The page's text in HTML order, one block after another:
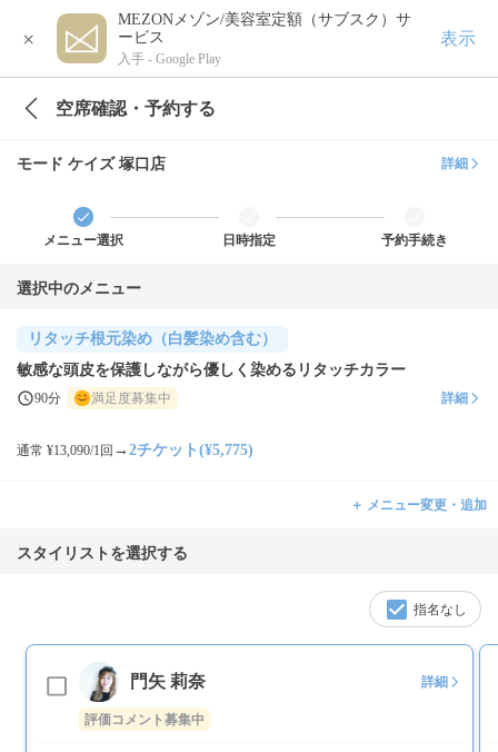
×
MEZONメゾン/美容室定額（サブスク）サ
ービス
入手 - Google Play
表示
空席確認・予約する
モード ケイズ 塚口店 詳細
メニュー選択 日時指定 予約手続き
選択中のメニュー
リタッチ根元染め（白髪染め含む）
敏感な頭皮を保護しながら優しく染めるリタッチカラー
90分 満足度募集中 詳細
通常 ¥13,090/1回 → 2チケット(¥5,775)
＋ メニュー変更・追加
スタイリストを選択する
指名なし
門矢 莉奈 詳細
評価コメント募集中